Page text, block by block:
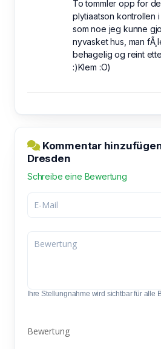
To tommler opp for
plytiaatson kontrollen i
som noe jeg kunne
nyvasket hus, man
behagelig og reint
:)Klem :O)
Kommentar
Dresden
Schreibe eine Bewertung
Ihre Stellungnahme wird sichtbar für alle
Bewertung